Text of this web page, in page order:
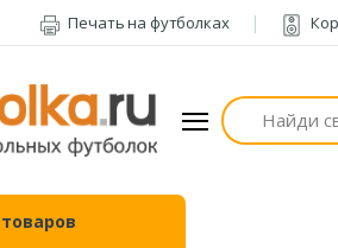
Печать на футболках
Поиск